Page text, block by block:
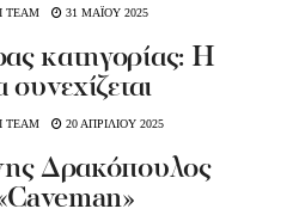
TEAM 31 ΜΑΪΟΥ 2025
κατηγορίας: Η
συνεχίζεται
TEAM 20 ΑΠΡΙΛΙΟΥ 2025
Δρακόπουλος